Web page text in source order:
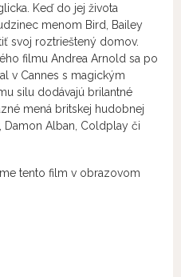
Keď do jej života
menom Bird, Bailey
svoj roztrieštený domov.
filmu Andrea Arnold sa po
v Cannes s magickým
silu dodávajú brilantné
mená britskej hudobnej
Damon Alban, Coldplay či
tento film v obrazovom